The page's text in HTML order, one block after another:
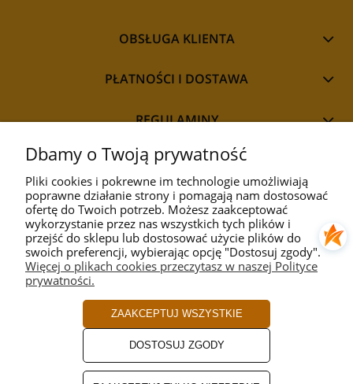
OBSŁUGA KLIENTA
PŁATNOŚCI I DOSTAWA
REGULAMINY
STYL
PRZEZNACZENIE
PRODUCENCI
Dbamy o Twoją prywatność
Pliki cookies i pokrewne im technologie umożliwiają
poprawne działanie strony i pomagają nam dostosować
ofertę do Twoich potrzeb. Możesz zaakceptować
wykorzystanie przez nas wszystkich tych plików i
przejść do sklepu lub dostosować użycie plików do
swoich preferencji, wybierając opcję "Dostosuj zgody".
Więcej o plikach cookies przeczytasz w naszej Polityce
prywatności.
DOSTOSUJ ZGODY
ZAAKCEPTUJ WSZYSTKIE